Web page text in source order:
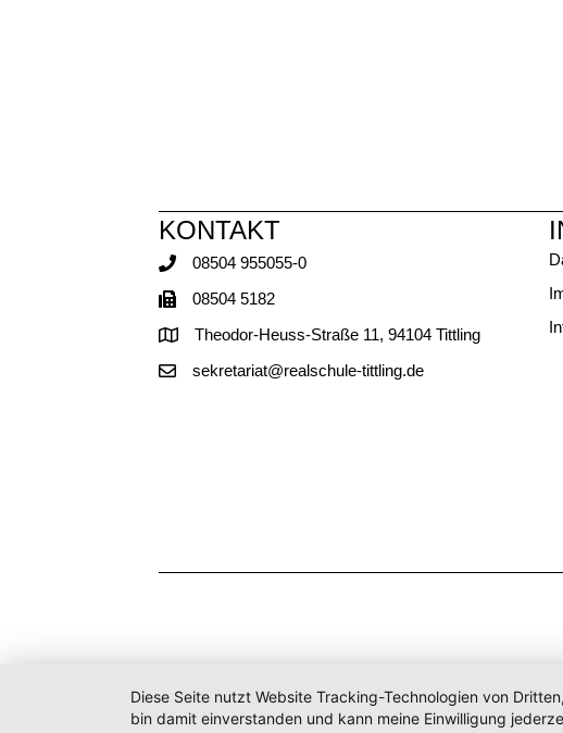
KONTAKT
08504 955055-0
08504 5182
Theodor-Heuss-Straße 11, 94104 Tittling
sekretariat@realschule-tittling.de
Diese Seite nutzt Website Tracking-Technologien von
bin damit einverstanden und kann meine Einwilligung